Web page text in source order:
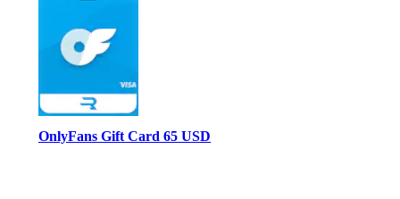
OnlyFans Gift Card 65 USD